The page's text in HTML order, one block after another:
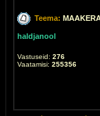
Teema:
haldjanool
Vastuseid: 276
Vaatamisi: 255356